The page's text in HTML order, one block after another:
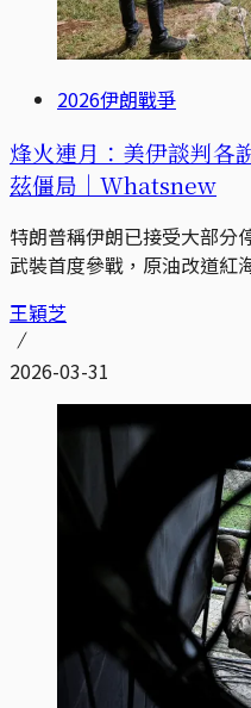
2026伊朗戰爭
烽火連月：美伊談判各
茲僵局｜Whatsnew
特朗普稱伊朗已接受大部分
武裝首度參戰，原油改道紅
王穎芝
2026-03-31